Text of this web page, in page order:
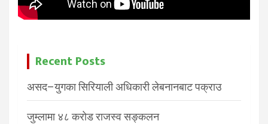
Recent Posts
असद–युगका सिरियाली अधिकारी लेबनानबाट पक्राउ
जुम्लामा ४८ करोड राजस्व सङ्कलन